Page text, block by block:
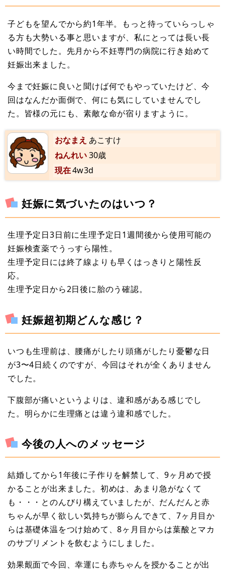
子どもを望んでから約1年半。もっと待っていらっしゃ
る方も大勢いる事と思いますが、私にとっては長い長
い時間でした。先月から不妊専門の病院に行き始めて
妊娠出来ました。
今まで妊娠に良いと聞けば何でもやっていたけど、今
回はなんだか面倒で、何にも気にしていませんでし
た。皆様の元にも、素敵な命が宿りますように。
おなまえ あこすけ
ねんれい30歳
現在4w3d
妊娠に気づいたのはいつ？
生理予定日3日前に生理予定日1週間後から使用可能の
妊娠検査薬でうっすら陽性。
生理予定日には終了線よりも早くはっきりと陽性反
応。
生理予定日から2日後に胎のう確認。
妊娠超初期どんな感じ？
いつも生理前は、腰痛がしたり頭痛がしたり憂鬱な日
が3〜4日続くのですが、今回はそれが全くありません
でした。
下腹部が痛いというよりは、違和感がある感じでし
た。明らかに生理痛とは違う違和感でした。
今後の人へのメッセージ
結婚してから1年後に子作りを解禁して、9ヶ月めで授
かることが出来ました。初めは、あまり急がなくて
も・・・とのんびり構えていましたが、だんだんと赤
ちゃんが早く欲しい気持ちが膨らんできて、7ヶ月目か
らは基礎体温をつけ始めて、8ヶ月目からは葉酸とマカ
のサプリメントを飲むようにしました。
効果覿面で今回、幸運にも赤ちゃんを授かることが出